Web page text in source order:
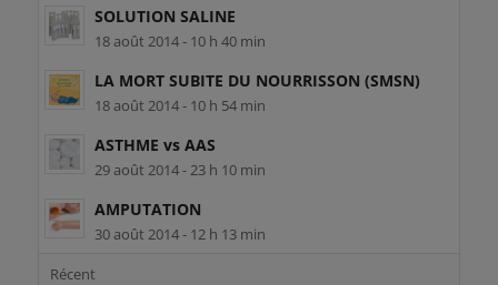
SOLUTION SALINE
18 août 2014 - 10 h 40 min
LA MORT SUBITE DU NOURRISSON (SMSN)
18 août 2014 - 10 h 54 min
ASTHME vs AAS
29 août 2014 - 23 h 10 min
AMPUTATION
30 août 2014 - 12 h 13 min
Récent